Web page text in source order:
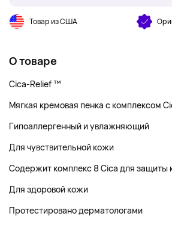
Товар из США
О товаре
Cica-Relief ™
Мягкая кремовая пенка с комплексом
Гипоаллергенный и увлажняющий
Для чувствительной кожи
Содержит комплекс 8 Cica для защиты
Для здоровой кожи
Протестировано дерматологами